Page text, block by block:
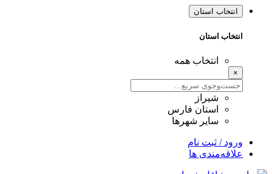
انتخاب استان
انتخاب استان
انتخاب همه
×
شیراز
استان فارس
سایر شهرها
ورود / ثبت نام
علاقه‌مندی ها